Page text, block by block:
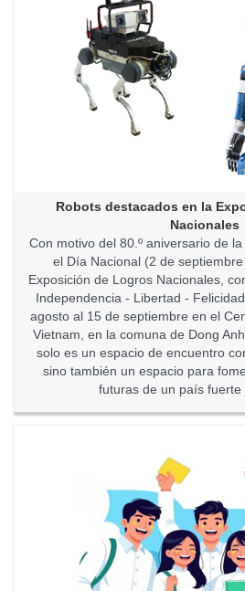
Robots destacados en la
Nacionales
Con motivo del 80.º aniversario de
el Día Nacional (2 de
Exposición de Logros Nacionales,
Independencia - Libertad -
agosto al 15 de septiembre en el
Vietnam, en la comuna de Dong
solo es un espacio de encuentro
sino también un espacio para
futuras de un país fuerte